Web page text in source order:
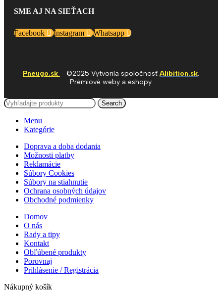
SME AJ NA SIEŤACH
Facebook Instagram Whatsapp
Pneugo.sk – ©2025 Vytvorila spoločnosť Alibition.sk.
Prémiové weby a eshopy.
Search
Menu
Kategórie
Doprava a doba dodania
Možnosti platby
Reklamácie
Súbory Cookies
Súbory na stiahnutie
Ochrana osobných údajov
Obchodné podmienky
Domov
O nás
Rady a tipy
Kontakt
Obľúbené produkty
Porovnaj
Prihlásenie / Registrácia
Nákupný košík